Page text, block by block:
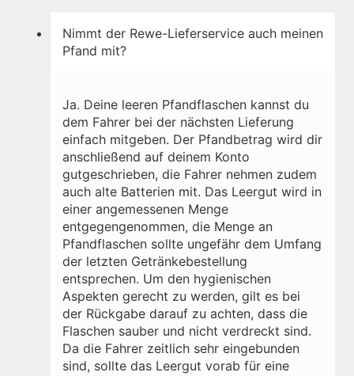
Nimmt der Rewe-Lieferservice auch meinen
Pfand mit?
Ja. Deine leeren Pfandflaschen kannst du
dem Fahrer bei der nächsten Lieferung
einfach mitgeben. Der Pfandbetrag wird dir
anschließend auf deinem Konto
gutgeschrieben, die Fahrer nehmen zudem
auch alte Batterien mit. Das Leergut wird in
einer angemessenen Menge
entgegengenommen, die Menge an
Pfandflaschen sollte ungefähr dem Umfang
der letzten Getränkebestellung
entsprechen. Um den hygienischen
Aspekten gerecht zu werden, gilt es bei
der Rückgabe darauf zu achten, dass die
Flaschen sauber und nicht verdreckt sind.
Da die Fahrer zeitlich sehr eingebunden
sind, sollte das Leergut vorab für eine